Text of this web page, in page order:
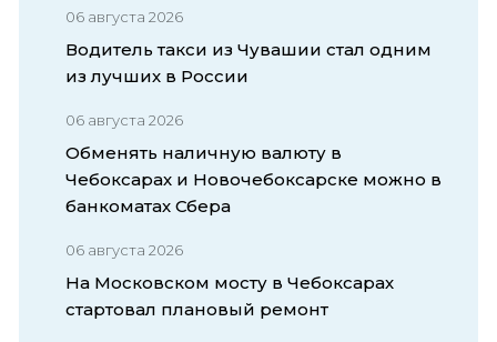
06 августа 2026
Водитель такси из Чувашии стал одним
из лучших в России
06 августа 2026
Обменять наличную валюту в
Чебоксарах и Новочебоксарске можно в
банкоматах Сбера
06 августа 2026
На Московском мосту в Чебоксарах
стартовал плановый ремонт